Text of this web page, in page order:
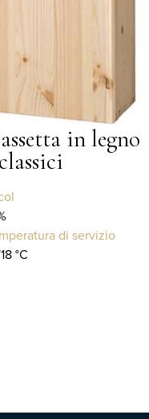
in legno
di servizio
°C